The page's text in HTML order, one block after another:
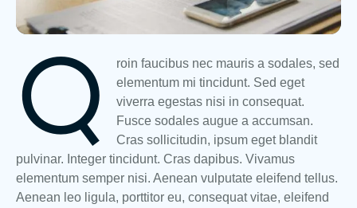
Q
roin faucibus nec mauris a sodales, sed
elementum mi tincidunt. Sed eget
viverra egestas nisi in consequat.
Fusce sodales augue a accumsan.
Cras sollicitudin, ipsum eget blandit
pulvinar. Integer tincidunt. Cras dapibus. Vivamus
elementum semper nisi. Aenean vulputate eleifend tellus.
Aenean leo ligula, porttitor eu, consequat vitae, eleifend